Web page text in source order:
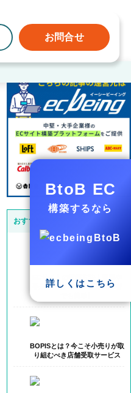
お問合せ
BtoB EC
構築するなら
詳しくはこちら
おすすめ記事
ECサイトの構築方法｜費用や
手順を比較 【Web担当初心者
BOPISとは？今こそ小売りが取
り組むべき店舗受取サービス